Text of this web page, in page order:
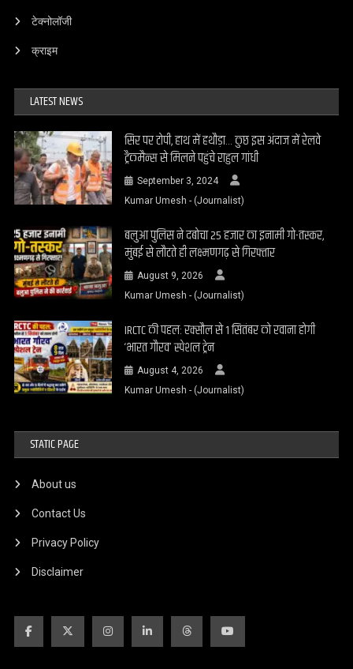
टेक्नोलॉजी
क्राइम
LATEST NEWS
सिर पर टोपी, हाथ में हथौड़ा… कुछ इस अंदाज में रेलवे
ट्रैकमैन्स से मिलने पहुंचे राहुल गांधी
September 3, 2024
Kumar Umesh - (Journalist)
बलुआ पुलिस ने दबोचा 25 हजार का इनामी गो-तस्कर,
मुंबई से लौटते ही लक्ष्मणगढ़ से गिरफ्तार
August 9, 2026
Kumar Umesh - (Journalist)
IRCTC की पहल: रक्सौल से 1 सितंबर को रवाना होगी
‘भारत गौरव’ स्पेशल ट्रेन
August 4, 2026
Kumar Umesh - (Journalist)
STATIC PAGE
About us
Contact Us
Privacy Policy
Disclaimer